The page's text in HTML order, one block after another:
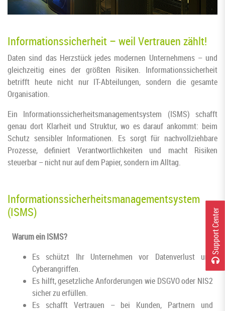
r
Informationssicherheit – weil Vertrauen zählt!
Daten sind das Herzstück jedes modernen Unternehmens – und
gleichzeitig eines der größten Risiken. Informationssicherheit
betrifft heute nicht nur IT-Abteilungen, sondern die gesamte
Organisation.
Ein Informationssicherheitsmanagementsystem (ISMS) schafft
genau dort Klarheit und Struktur, wo es darauf ankommt: beim
Schutz sensibler Informationen. Es sorgt für nachvollziehbare
Prozesse, definiert Verantwortlichkeiten und macht Risiken
steuerbar – nicht nur auf dem Papier, sondern im Alltag.
Informationssicherheitsmanagementsystem
(ISMS)
Warum ein ISMS?
Es schützt Ihr Unternehmen vor Datenverlust und
Cyberangriffen.
Es hilft, gesetzliche Anforderungen wie DSGVO oder NIS2
sicher zu erfüllen.
Es schafft Vertrauen – bei Kunden, Partnern und